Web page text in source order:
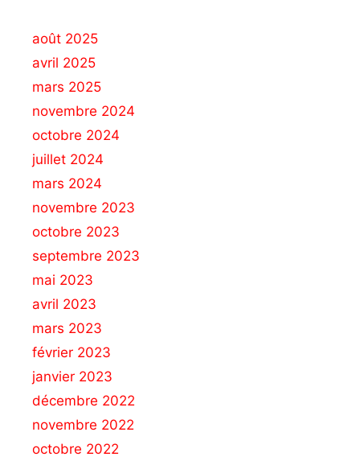
août 2025
avril 2025
mars 2025
novembre 2024
octobre 2024
juillet 2024
mars 2024
novembre 2023
octobre 2023
septembre 2023
mai 2023
avril 2023
mars 2023
février 2023
janvier 2023
décembre 2022
novembre 2022
octobre 2022